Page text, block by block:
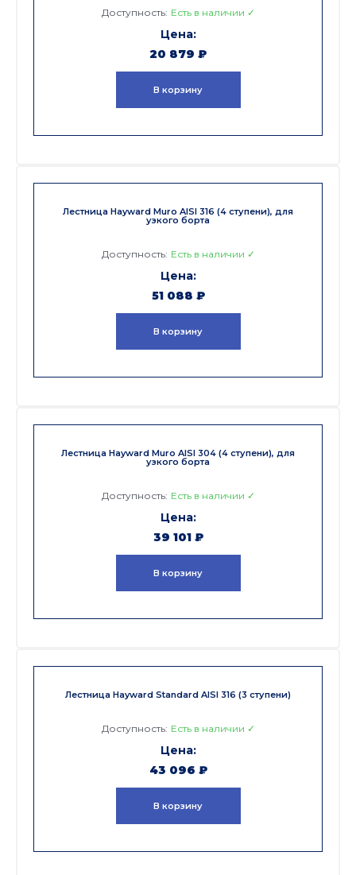
Доступность: Есть в наличии ✓
20 879 ₽
В корзину
Лестница Hayward Muro AISI 316 (4 ступени), для
узкого борта
Доступность: Есть в наличии ✓
51 088 ₽
В корзину
Лестница Hayward Muro AISI 304 (4 ступени), для
узкого борта
Доступность: Есть в наличии ✓
39 101 ₽
В корзину
Лестница Hayward Standard AISI 316 (3 ступени)
Доступность: Есть в наличии ✓
43 096 ₽
В корзину